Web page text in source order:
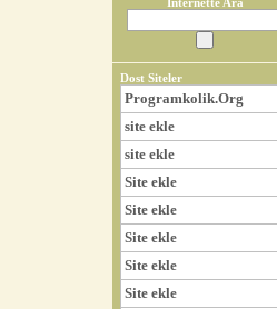
Dost Siteler
Programkolik.Org
site ekle
site ekle
Site ekle
Site ekle
Site ekle
Site ekle
Site ekle